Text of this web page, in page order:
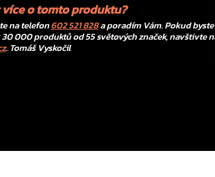
o tomto produktu?
na telefon602 521 828a poradím Vám. Pokud
000 produktů od 55 světových značek, navštivte
. Tomáš Vyskočil